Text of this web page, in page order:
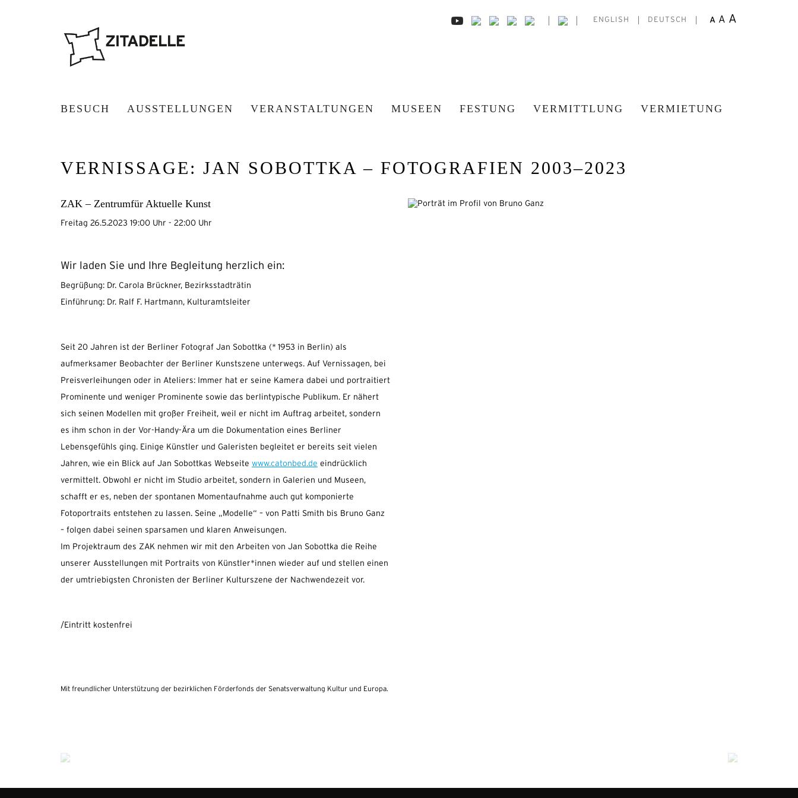
ENGLISH DEUTSCH A A A
BESUCH AUSSTELLUNGEN VERANSTALTUNGEN MUSEEN FESTUNG VERMITTLUNG VERMIETUNG
VERNISSAGE: JAN SOBOTTKA – FOTOGRAFIEN 2003–2023
ZAK – Zentrumfür Aktuelle Kunst
Freitag 26.5.2023 19:00 Uhr - 22:00 Uhr
Wir laden Sie und Ihre Begleitung herzlich ein:
Begrüßung: Dr. Carola Brückner, Bezirksstadträtin
Einführung: Dr. Ralf F. Hartmann, Kulturamtsleiter
Seit 20 Jahren ist der Berliner Fotograf Jan Sobottka (* 1953 in Berlin) als
aufmerksamer Beobachter der Berliner Kunstszene unterwegs. Auf Vernissagen, bei
Preisverleihungen oder in Ateliers: Immer hat er seine Kamera dabei und portraitiert
Prominente und weniger Prominente sowie das berlintypische Publikum. Er nähert
sich seinen Modellen mit großer Freiheit, weil er nicht im Auftrag arbeitet, sondern
es ihm schon in der Vor-Handy-Ära um die Dokumentation eines Berliner
Lebensgefühls ging. Einige Künstler und Galeristen begleitet er bereits seit vielen
Jahren, wie ein Blick auf Jan Sobottkas Webseite www.catonbed.de eindrücklich
vermittelt. Obwohl er nicht im Studio arbeitet, sondern in Galerien und Museen,
schafft er es, neben der spontanen Momentaufnahme auch gut komponierte
Fotoportraits entstehen zu lassen. Seine „Modelle“ – von Patti Smith bis Bruno Ganz
– folgen dabei seinen sparsamen und klaren Anweisungen.
Im Projektraum des ZAK nehmen wir mit den Arbeiten von Jan Sobottka die Reihe
unserer Ausstellungen mit Portraits von Künstler*innen wieder auf und stellen einen
der umtriebigsten Chronisten der Berliner Kulturszene der Nachwendezeit vor.
/Eintritt kostenfrei
Mit freundlicher Unterstützung der bezirklichen Förderfonds der Senatsverwaltung Kultur und Europa.